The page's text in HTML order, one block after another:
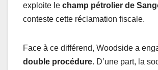
exploite le champ pétrolier de
conteste cette réclamation fiscale.
Face à ce différend, Woodside a
double procédure. D’une part, la